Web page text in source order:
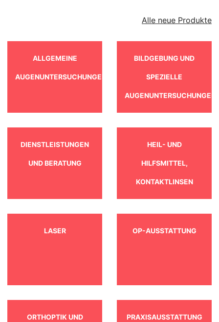
Alle neue Produkte
ALLGEMEINE
AUGENUNTERSUCHUNGEN
BILDGEBUNG UND
SPEZIELLE
AUGENUNTERSUCHUNGEN
DIENSTLEISTUNGEN
UND BERATUNG
HEIL- UND
HILFSMITTEL,
KONTAKTLINSEN
LASER OP-AUSSTATTUNG
ORTHOPTIK UND PRAXISAUSSTATTUNG